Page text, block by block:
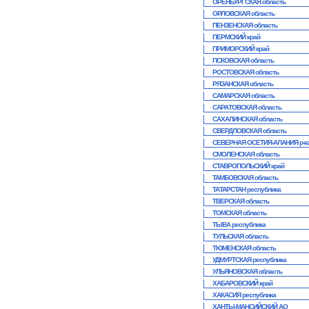
ОРЕНБУРГСКАЯ область
ОРЛОВСКАЯ область
ПЕНЗЕНСКАЯ область
ПЕРМСКИЙ край
ПРИМОРСКИЙ край
ПСКОВСКАЯ область
РОСТОВСКАЯ область
РЯЗАНСКАЯ область
САМАРСКАЯ область
САРАТОВСКАЯ область
САХАЛИНСКАЯ область
СВЕРДЛОВСКАЯ область
СЕВЕРНАЯ ОСЕТИЯ-АЛАНИЯ р-
СМОЛЕНСКАЯ область
СТАВРОПОЛЬСКИЙ край
ТАМБОВСКАЯ область
ТАТАРСТАН республика
ТВЕРСКАЯ область
ТОМСКАЯ область
ТЫВА республика
ТУЛЬСКАЯ область
ТЮМЕНСКАЯ область
УДМУРТСКАЯ республика
УЛЬЯНОВСКАЯ область
ХАБАРОВСКИЙ край
ХАКАСИЯ республика
ХАНТЫ-МАНСИЙСКИЙ АО